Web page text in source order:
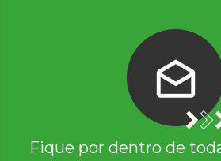
Fique por dentro de